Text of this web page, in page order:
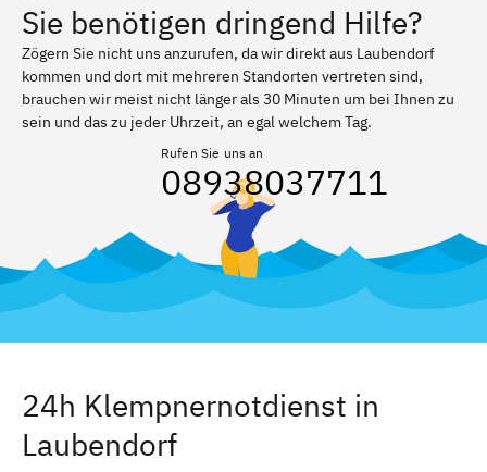
Sie benötigen dringend Hilfe?
Zögern Sie nicht uns anzurufen, da wir direkt aus Laubendorf
kommen und dort mit mehreren Standorten vertreten sind,
brauchen wir meist nicht länger als 30 Minuten um bei Ihnen zu
sein und das zu jeder Uhrzeit, an egal welchem Tag.
Rufen Sie uns an
08938037711
24h Klempnernotdienst in
Laubendorf